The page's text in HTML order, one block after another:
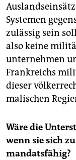
Systemen
zulässig sein
also keine
unternehmen
Frankreichs
dieser
malischen
Wäre die
wenn sie sich
mandatsfähig?